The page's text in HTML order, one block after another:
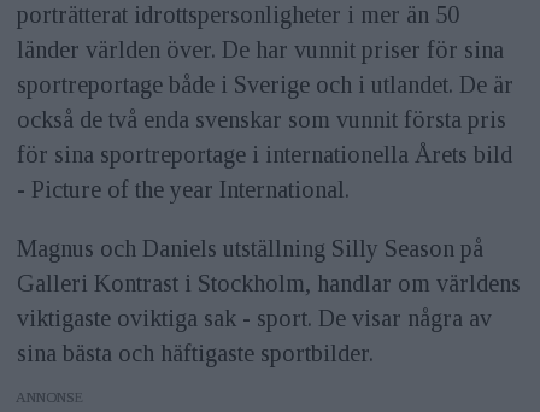
porträtterat idrottspersonligheter i mer än 50
länder världen över. De har vunnit priser för sina
sportreportage både i Sverige och i utlandet. De är
också de två enda svenskar som vunnit första pris
för sina sportreportage i internationella Årets bild
- Picture of the year International.
Magnus och Daniels utställning Silly Season på
Galleri Kontrast i Stockholm, handlar om världens
viktigaste oviktiga sak - sport. De visar några av
sina bästa och häftigaste sportbilder.
ANNONS